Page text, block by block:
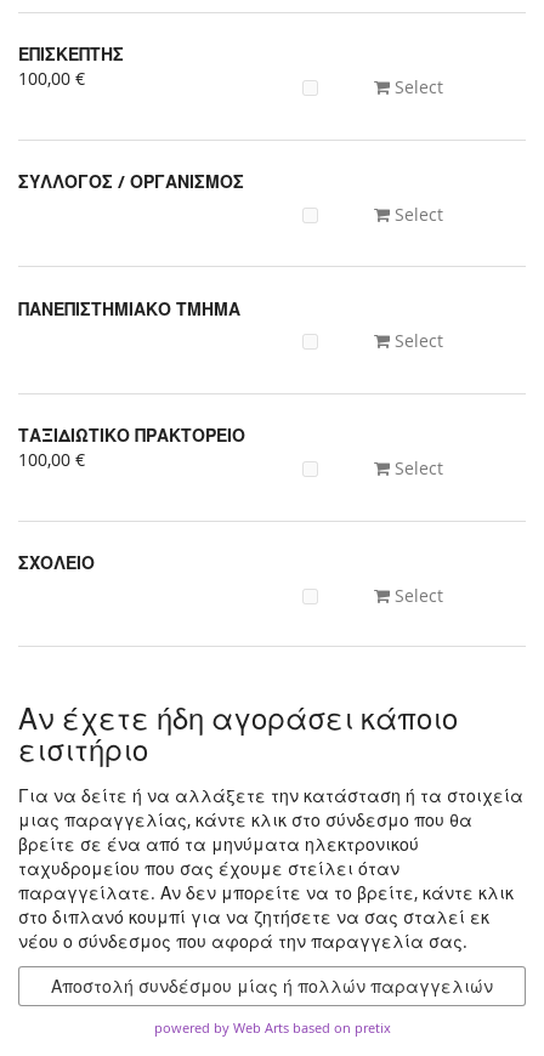
Προϊόντα
Uncategorized
ΕΠΙΣΚΕΠΤΗΣ
100,00 €
Select
ΣΥΛΛΟΓΟΣ / ΟΡΓΑΝΙΣΜΟΣ
Select
ΠΑΝΕΠΙΣΤΗΜΙΑΚΟ ΤΜΗΜΑ
Select
ΤΑΞΙΔΙΩΤΙΚΟ ΠΡΑΚΤΟΡΕΙΟ
100,00 €
Select
ΣΧΟΛΕΙΟ
Select
Αν έχετε ήδη αγοράσει κάποιο
εισιτήριο
Για να δείτε ή να αλλάξετε την κατάσταση ή τα στοιχεία
μιας παραγγελίας, κάντε κλικ στο σύνδεσμο που θα
βρείτε σε ένα από τα μηνύματα ηλεκτρονικού
ταχυδρομείου που σας έχουμε στείλει όταν
παραγγείλατε. Αν δεν μπορείτε να το βρείτε, κάντε κλικ
στο διπλανό κουμπί για να ζητήσετε να σας σταλεί εκ
νέου ο σύνδεσμος που αφορά την παραγγελία σας.
Αποστολή συνδέσμου μίας ή πολλών παραγγελιών
powered by Web Arts based on pretix